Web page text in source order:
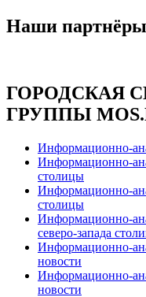
Наши партнёры
ГОРОДСКАЯ
ГРУППЫ
Информационно-
Информационно-
столицы
Информационно-
столицы
Информационно-
северо-запада
Информационно-
новости
Информационно-
новости